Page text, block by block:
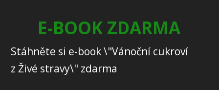
E-BOOK ZDARMA
Stáhněte si e-book \"Vánoční cukroví
z Živé stravy\" zdarma